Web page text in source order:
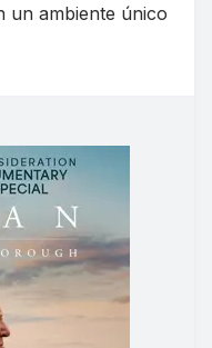
un ambiente único